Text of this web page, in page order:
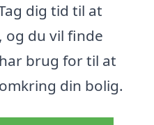
dig tid til at
og du vil finde
brug for til at
din bolig.